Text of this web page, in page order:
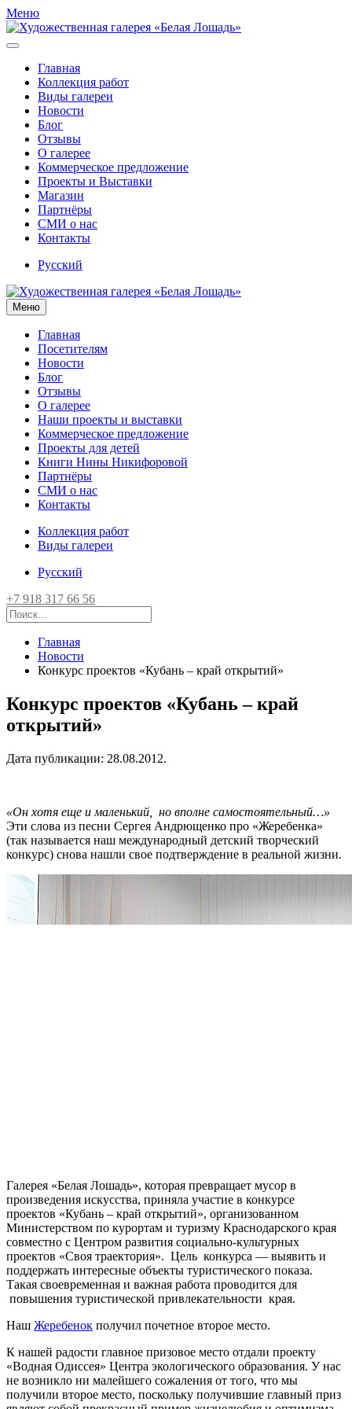
Меню
Главная
Коллекция работ
Виды галереи
Новости
Блог
Отзывы
О галерее
Коммерческое предложение
Проекты и Выставки
Магазин
Партнёры
СМИ о нас
Контакты
Русский
Меню
Главная
Посетителям
Новости
Блог
Отзывы
О галерее
Наши проекты и выставки
Коммерческое предложение
Проекты для детей
Книги Нины Никифоровой
Партнёры
СМИ о нас
Контакты
Коллекция работ
Виды галереи
Русский
+7 918 317 66 56
Главная
Новости
Конкурс проектов «Кубань – край открытий»
Конкурс проектов «Кубань – край
открытий»
Дата публикации: 28.08.2012.
«Он хотя еще и маленький, но вполне самостоятельный…»
Эти слова из песни Сергея Андрющенко про «Жеребенка»
(так называется наш международный детский творческий
конкурс) снова нашли свое подтверждение в реальной жизни.
Галерея «Белая Лошадь», которая превращает мусор в
произведения искусства, приняла участие в конкурсе
проектов «Кубань – край открытий», организованном
Министерством по курортам и туризму Краснодарского края
совместно с Центром развития социально-культурных
проектов «Своя траектория». Цель конкурса — выявить и
поддержать интересные объекты туристического показа.
Такая своевременная и важная работа проводится для
повышения туристической привлекательности края.
Наш Жеребенок получил почетное второе место.
К нашей радости главное призовое место отдали проекту
«Водная Одиссея» Центра экологического образования. У нас
не возникло ни малейшего сожаления от того, что мы
получили второе место, поскольку получившие главный приз